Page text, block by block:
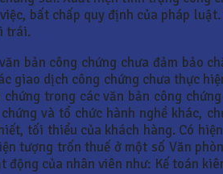
bất chấp quy định của pháp
trái.
bản công chứng chưa đảm bảo
giao dịch công chứng chưa thực
trong các văn bản công
và tổ chức hành nghề khác,
tối thiểu của khách hàng. Có
tượng trốn thuế ở một số Văn
động của nhân viên như: Kế toán